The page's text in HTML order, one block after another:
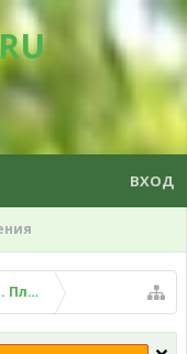
ВХОД
помет, рвота и